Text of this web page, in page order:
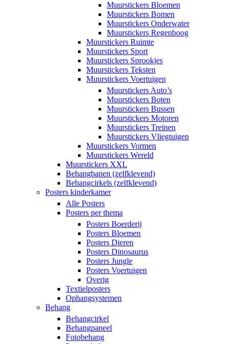
Muurstickers Bloemen
Muurstickers Bomen
Muurstickers Onderwater
Muurstickers Regenboog
Muurstickers Ruimte
Muurstickers Sport
Muurstickers Sprookjes
Muurstickers Teksten
Muurstickers Voertuigen
Muurstickers Auto’s
Muurstickers Boten
Muurstickers Bussen
Muurstickers Motoren
Muurstickers Treinen
Muurstickers Vliegtuigen
Muurstickers Vormen
Muurstickers Wereld
Muurstickers XXL
Behangbanen (zelfklevend)
Behangcirkels (zelfklevend)
Posters kinderkamer
Alle Posters
Posters per thema
Posters Boerderij
Posters Bloemen
Posters Dieren
Posters Dinosaurus
Posters Jungle
Posters Voertuigen
Overig
Textielposters
Ophangsystemen
Behang
Behangcirkel
Behangpaneel
Fotobehang